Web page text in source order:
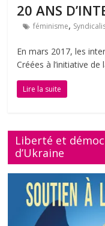
20 ANS
féminisme,
En mars 2017, les
Créées à l’initiative de
Lire la suite
Liberté et
d’Ukraine